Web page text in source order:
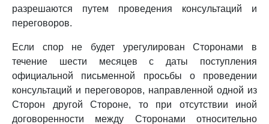
разрешаются путем проведения консультаций и
переговоров.
Если спор не будет урегулирован Сторонами в
течение шести месяцев с даты поступления
официальной письменной просьбы о проведении
консультаций и переговоров, направленной одной из
Сторон другой Стороне, то при отсутствии иной
договоренности между Сторонами относительно